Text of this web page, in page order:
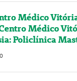
Médico
Médico
Policlínica